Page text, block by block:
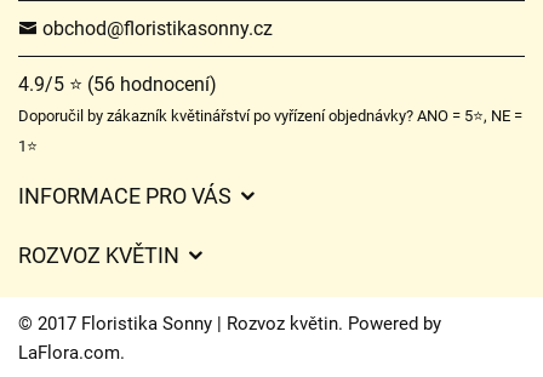
obchod@floristikasonny.cz
4.9/5 ⭐ (56 hodnocení)
Doporučil by zákazník květinářství po vyřízení objednávky? ANO = 5⭐, NE =
1⭐
INFORMACE PRO VÁS
Certifikáty
Ochrana osobních údajů
ROZVOZ KVĚTIN
Ceny za doručení
Kam doručujeme květiny
© 2017 Floristika Sonny | Rozvoz květin. Powered by
LaFlora.com.